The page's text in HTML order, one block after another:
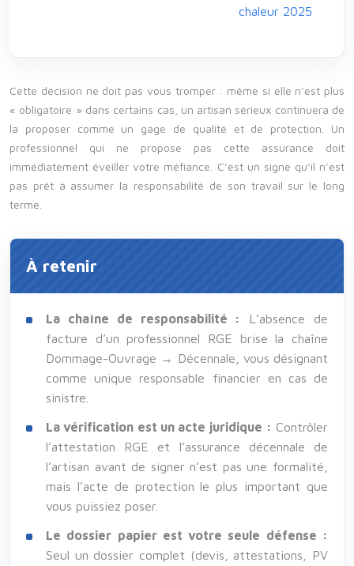
chaleur 2025
Cette décision ne doit pas vous tromper : même si elle n’est plus
« obligatoire » dans certains cas, un artisan sérieux continuera de
la proposer comme un gage de qualité et de protection. Un
professionnel qui ne propose pas cette assurance doit
immédiatement éveiller votre méfiance. C’est un signe qu’il n’est
pas prêt à assumer la responsabilité de son travail sur le long
terme.
À retenir
La chaîne de responsabilité :
L’absence de
facture d’un professionnel RGE brise la chaîne
Dommage-Ouvrage → Décennale, vous désignant
comme unique responsable financier en cas de
sinistre.
La vérification est un acte juridique : Contrôler
l’attestation RGE et l’assurance décennale de
l’artisan avant de signer n’est pas une formalité,
mais l’acte de protection le plus important que
vous puissiez poser.
Le dossier papier est votre seule défense :
Seul un dossier complet (devis, attestations, PV